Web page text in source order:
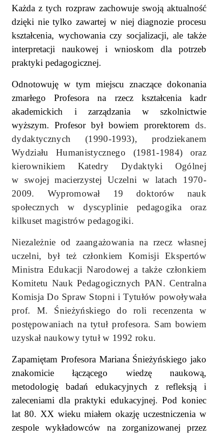
Każda z tych rozpraw zachowuje swoją aktualność
dzięki nie tylko zawartej w niej diagnozie procesu
kształcenia, wychowania czy socjalizacji, ale także
interpretacji naukowej i wnioskom dla potrzeb
praktyki pedagogicznej.
Odnotowuję w tym miejscu znaczące dokonania
zmarłego Profesora na rzecz kształcenia kadr
akademickich i zarządzania w szkolnictwie
wyższym. Profesor był bowiem prorektorem ds.
dydaktycznych (1990-1993), prodziekanem
Wydziału Humanistycznego (1981-1984) oraz
kierownikiem Katedry Dydaktyki Ogólnej
w swojej macierzystej Uczelni w latach 1970-
2009. Wypromował 19 doktorów nauk
społecznych w dyscyplinie pedagogika oraz
kilkuset magistrów pedagogiki.
Niezależnie od zaangażowania na rzecz własnej
uczelni, był też członkiem Komisji Ekspertów
Ministra Edukacji Narodowej a także członkiem
Komitetu Nauk Pedagogicznych PAN. Centralna
Komisja Do Spraw Stopni i Tytułów powoływała
prof. M. Śnieżyńskiego do roli recenzenta w
postępowaniach na tytuł profesora. Sam bowiem
uzyskał naukowy tytuł w 1992 roku.
Zapamiętam Profesora Mariana Śnieżyńskiego jako
znakomicie łączącego wiedzę naukową,
metodologię badań edukacyjnych z refleksją i
zaleceniami dla praktyki edukacyjnej. Pod koniec
lat 80. XX wieku miałem okazję uczestniczenia w
zespole wykładowców na zorganizowanej przez